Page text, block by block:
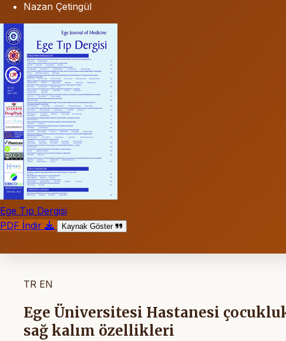
Nazan Çetingül
Ege Tıp Dergisi
PDF İndir
Kaynak Göster
TR EN
Ege Üniversitesi Hastanesi
sağ kalım özellikleri